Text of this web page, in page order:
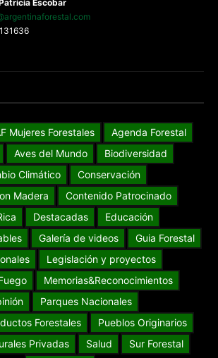
Escobar
Mujeres Forestales
Agenda Forestal
Aves del Mundo
Biodiversidad
Climático
Conservación
Madera
Contenido Patrocinado
Destacadas
Educación
Galería de videos
Guia Forestal
Legislación y proyectos
Memorias&Reconocimientos
Parques Nacionales
Forestales
Pueblos Originarios
Privadas
Salud
Sur Forestal